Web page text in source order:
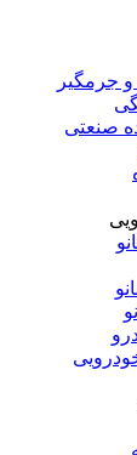
و جرمگیر
صنعتی